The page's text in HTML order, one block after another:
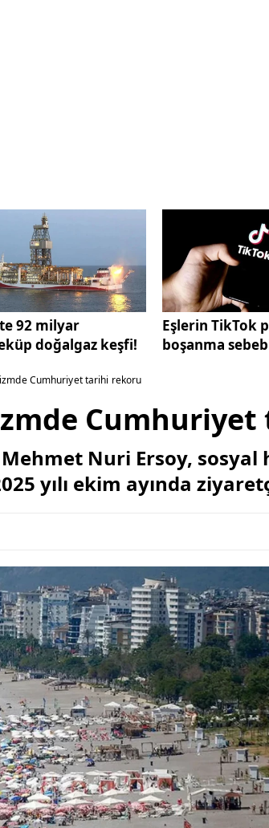
92 milyar
doğalgaz keşfi!
Eşlerin TikTok
boşanma
Cumhuriyet tarihi rekoru
Nuri Ersoy, sosyal
yılı ekim ayında